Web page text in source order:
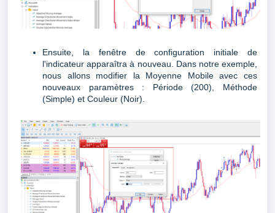
Ensuite, la fenêtre de configuration initiale de
l'indicateur apparaîtra à nouveau. Dans notre exemple,
nous allons modifier la Moyenne Mobile avec ces
nouveaux paramètres : Période (200), Méthode
(Simple) et Couleur (Noir).